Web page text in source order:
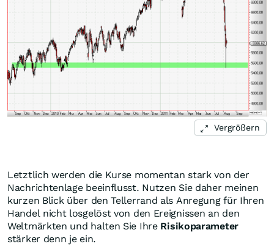
Vergrößern
Letztlich werden die Kurse momentan stark von der
Nachrichtenlage beeinflusst. Nutzen Sie daher meinen
kurzen Blick über den Tellerrand als Anregung für Ihren
Handel nicht losgelöst von den Ereignissen an den
Weltmärkten und halten Sie Ihre Risikoparameter
stärker denn je ein.